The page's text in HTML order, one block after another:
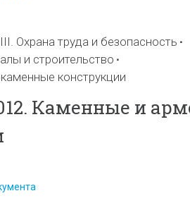
Охрана труда и безопасность
и строительство
конструкции
Каменные и